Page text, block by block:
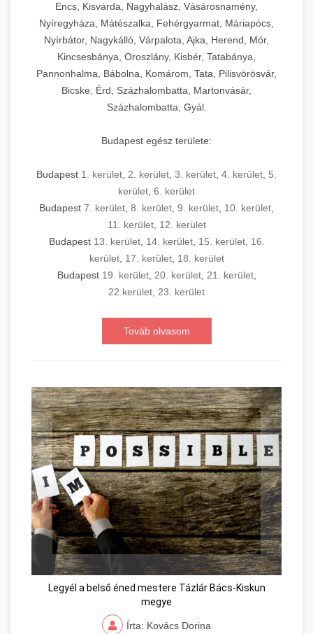
Encs, Kisvárda, Nagyhalász, Vásárosnamény,
Nyíregyháza, Mátészalka, Fehérgyarmat, Máriapócs,
Nyírbátor, Nagykálló, Várpalota, Ajka, Herend, Mór,
Kincsesbánya, Oroszlány, Kisbér, Tatabánya,
Pannonhalma, Bábolna, Komárom, Tata, Pilisvörösvár,
Bicske, Érd, Százhalombatta, Martonvásár,
Százhalombatta, Gyál.
Budapest egész területe:
Budapest 1. kerület, 2. kerület, 3. kerület, 4. kerület, 5.
kerület, 6. kerület
Budapest 7. kerület, 8. kerület, 9. kerület, 10. kerület,
11. kerület, 12. kerület
Budapest 13. kerület, 14. kerület, 15. kerület, 16.
kerület, 17. kerület, 18. kerület
Budapest 19. kerület, 20. kerület, 21. kerület,
22.kerület, 23. kerület
Továb olvasom
Legyél a belső éned mestere Tázlár Bács-Kiskun
megye
Írta: Kovács Dorina